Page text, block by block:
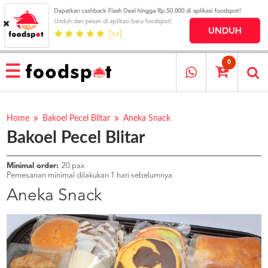
HOME
MENU
RESTAURANT
PESAN
OUR
COMPANY
KATA
MEREKA
KATALOG
LOYALTY
PROGRAM
FAQ
ABOUT
0
Home Bakoel Pecel Blitar Aneka Snack
Bakoel Pecel Blitar
Minimal order: 20 pax
Pemesanan minimal dilakukan 1 hari sebelumnya
Aneka Snack